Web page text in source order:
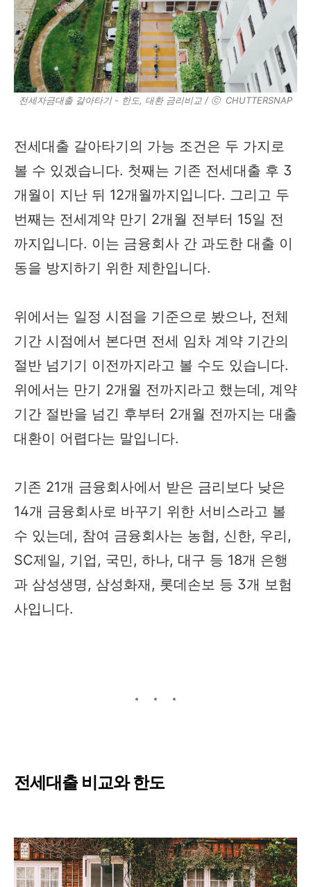
전세자금대출 갈아타기 - 한도, 대환 금리비교 / ⓒ CHUTTERSNAP
전세대출 갈아타기의 가능 조건은 두 가지로
볼 수 있겠습니다. 첫째는 기존 전세대출 후 3
개월이 지난 뒤 12개월까지입니다. 그리고 두
번째는 전세계약 만기 2개월 전부터 15일 전
까지입니다. 이는 금융회사 간 과도한 대출 이
동을 방지하기 위한 제한입니다.
위에서는 일정 시점을 기준으로 봤으나, 전체
기간 시점에서 본다면 전세 임차 계약 기간의
절반 넘기기 이전까지라고 볼 수도 있습니다.
위에서는 만기 2개월 전까지라고 했는데, 계약
기간 절반을 넘긴 후부터 2개월 전까지는 대출
대환이 어렵다는 말입니다.
기존 21개 금융회사에서 받은 금리보다 낮은
14개 금융회사로 바꾸기 위한 서비스라고 볼
수 있는데, 참여 금융회사는 농협, 신한, 우리,
SC제일, 기업, 국민, 하나, 대구 등 18개 은행
과 삼성생명, 삼성화재, 롯데손보 등 3개 보험
사입니다.
전세대출 비교와 한도